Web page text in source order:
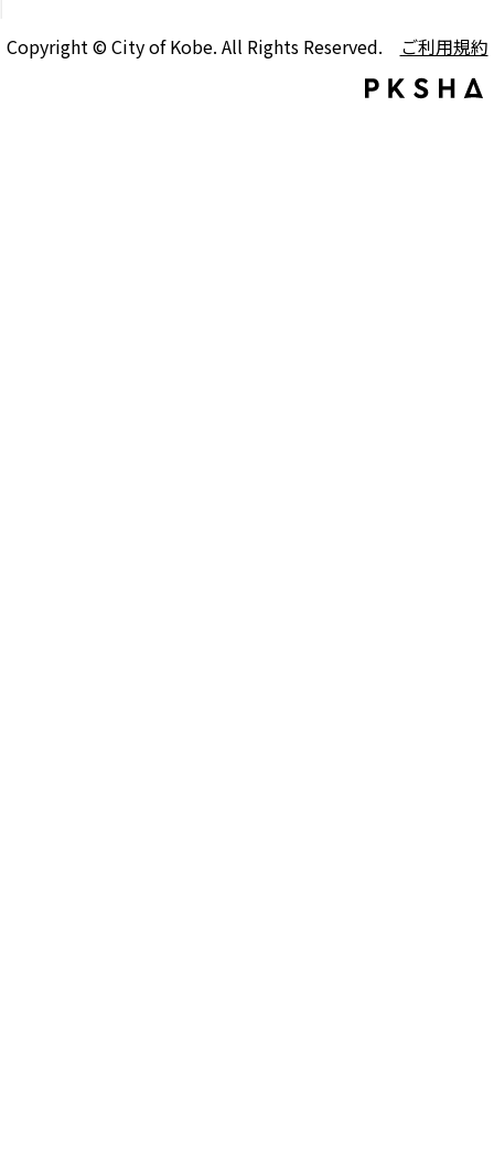
Copyright © City of Kobe. All Rights Reserved. ご利用規約